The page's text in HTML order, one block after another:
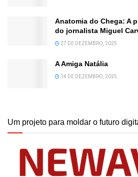
Anatomia do Chega: A
do jornalista Miguel
27 DE DEZEMBRO, 2025
A Amiga Natália
14 DE DEZEMBRO, 2025
Um projeto para moldar o futuro